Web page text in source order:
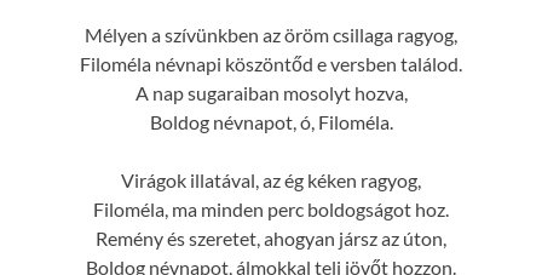
Mélyen a szívünkben az öröm csillaga ragyog,
Filoméla névnapi köszöntőd e versben találod.
A nap sugaraiban mosolyt hozva,
Boldog névnapot, ó, Filoméla.
Virágok illatával, az ég kéken ragyog,
Filoméla, ma minden perc boldogságot hoz.
Remény és szeretet, ahogyan jársz az úton,
Boldog névnapot, álmokkal teli jövőt hozzon.